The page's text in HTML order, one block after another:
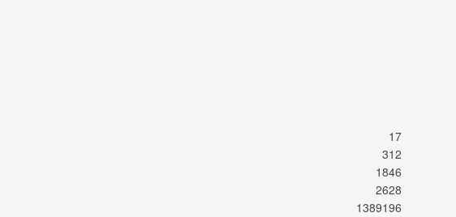
17
312
1846
2628
1389196